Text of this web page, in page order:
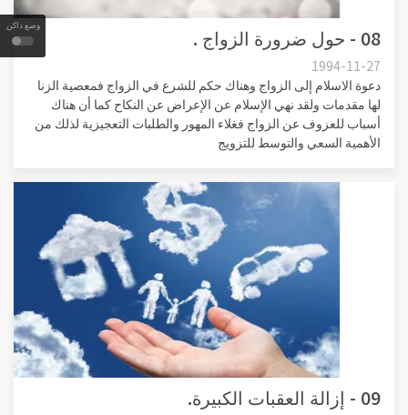
وضع داكن 08 - حول ضرورة الزواج .
1994-11-27
دعوة الاسلام إلى الزواج وهناك حكم للشرع في الزواج فمعصية الزنا
لها مقدمات ولقد نهي الإسلام عن الإعراض عن النكاح كما أن هناك
أسباب للعزوف عن الزواج فغلاء المهور والطلبات التعجيزية لذلك من
الأهمية السعي والتوسط للتزويج
09 - إزالة العقبات الكبيرة.